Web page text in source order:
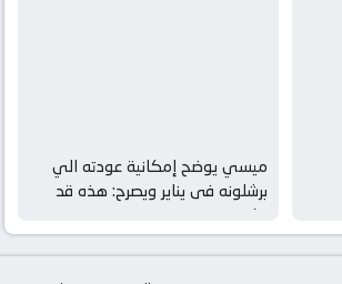
ميسي يوضح إمكانية عودته الي
برشلونه فى يناير ويصرح: هذه قد
تكون